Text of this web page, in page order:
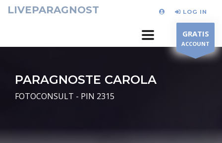
LIVEPARAGNOST LOG IN
GRATIS
ACCOUNT
PARAGNOSTE CAROLA
FOTOCONSULT - PIN 2315